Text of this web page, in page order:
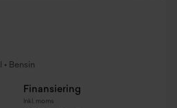
• Bensin
Finansiering
Inkl. moms